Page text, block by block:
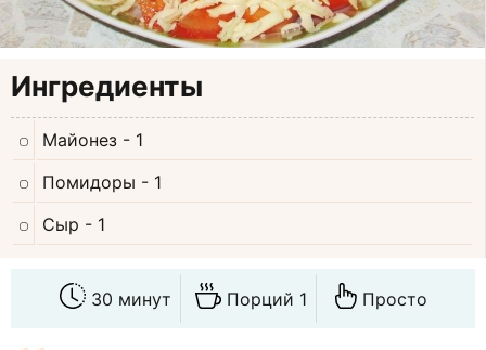
Ингредиенты
Майонез - 1
Помидоры - 1
Сыр - 1
30 минут Порций 1 Просто